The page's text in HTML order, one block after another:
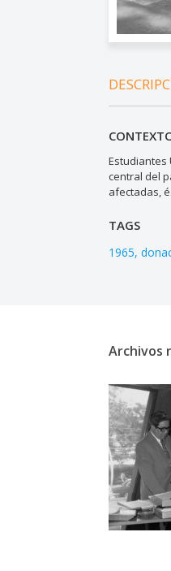
Estudiantes
central del
afectadas,
TAGS
1965
Archivos